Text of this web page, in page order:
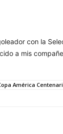
con la
a mis
América